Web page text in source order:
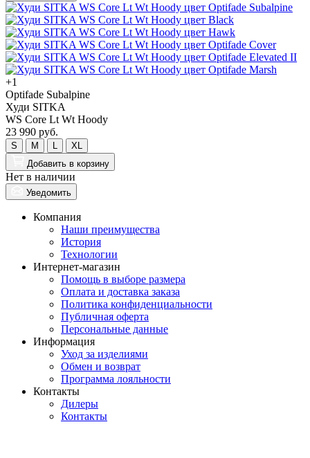
+1
Optifade Subalpine
Худи SITKA
WS Core Lt Wt Hoody
23 990 руб.
S M
XL
Добавить в корзину
Нет в наличии
Уведомить
Компания
Наши преимущества
История
Технологии
Интернет-магазин
Помощь в выборе размера
Оплата и доставка заказа
Политика конфиденциальности
Публичная оферта
Персональные данные
Информация
Уход за изделиями
Обмен и возврат
Программа лояльности
Контакты
Дилеры
Контакты